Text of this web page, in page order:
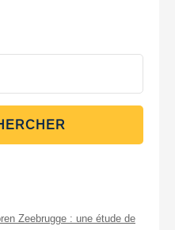
Zeebrugge : une étude de